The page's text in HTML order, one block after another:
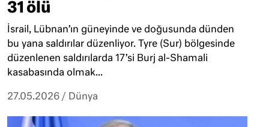
31 ölü
İsrail, Lübnan’ın güneyinde ve doğusunda dünden
bu yana saldırılar düzenliyor. Tyre (Sur) bölgesinde
düzenlenen saldırılarda 17’si Burj al-Shamali
kasabasında olmak...
27.05.2026 / Dünya